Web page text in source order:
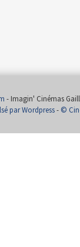
- Imagin' Cinémas
par Wordpress- ©